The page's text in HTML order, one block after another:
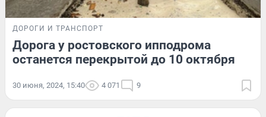
ДОРОГИ И ТРАНСПОРТ
Дорога у ростовского ипподрома
останется перекрытой до 10 октября
30 июня, 2024, 15:40 4 071 9